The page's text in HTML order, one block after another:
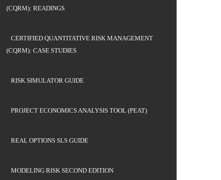
(CQRM): READINGS
CERTIFIED QUANTITATIVE RISK MANAGEMENT
(CQRM): CASE STUDIES
RISK SIMULATOR GUIDE
PROJECT ECONOMICS ANALYSIS TOOL (PEAT)
REAL OPTIONS SLS GUIDE
MODELING RISK SECOND EDITION